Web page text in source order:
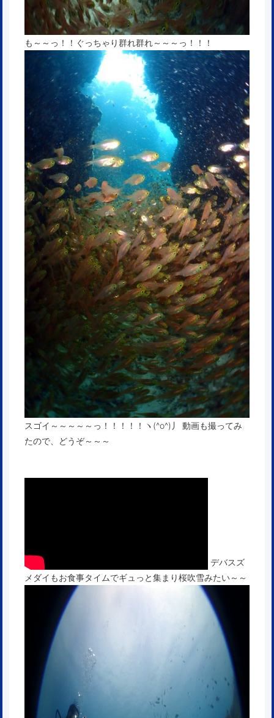
も～～っ！！ぐっちゃり群れ群れ～～～っ！！！
スゴイ～～～～～っ！！！！！ヽ(^o^)丿 動画も撮ってみ
たので、どうぞ～～～
デバスズ
メダイもお食事タイムでギュっと集まり桜吹雪みたい～～